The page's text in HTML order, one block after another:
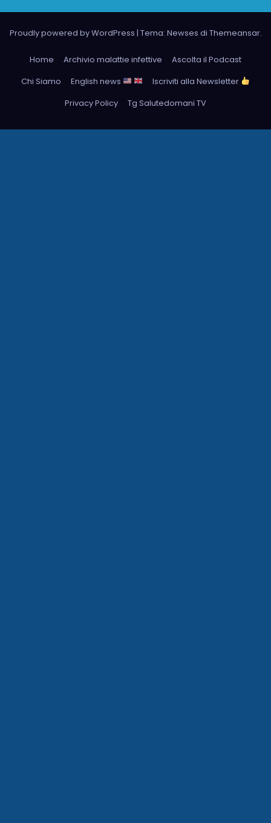
Proudly powered by WordPress | Tema: Newses di Themeansar.
Home Archivio malattie infettive
Ascolta il Podcast
Chi Siamo
English news
Iscriviti alla Newsletter
Privacy Policy
Tg Salutedomani TV